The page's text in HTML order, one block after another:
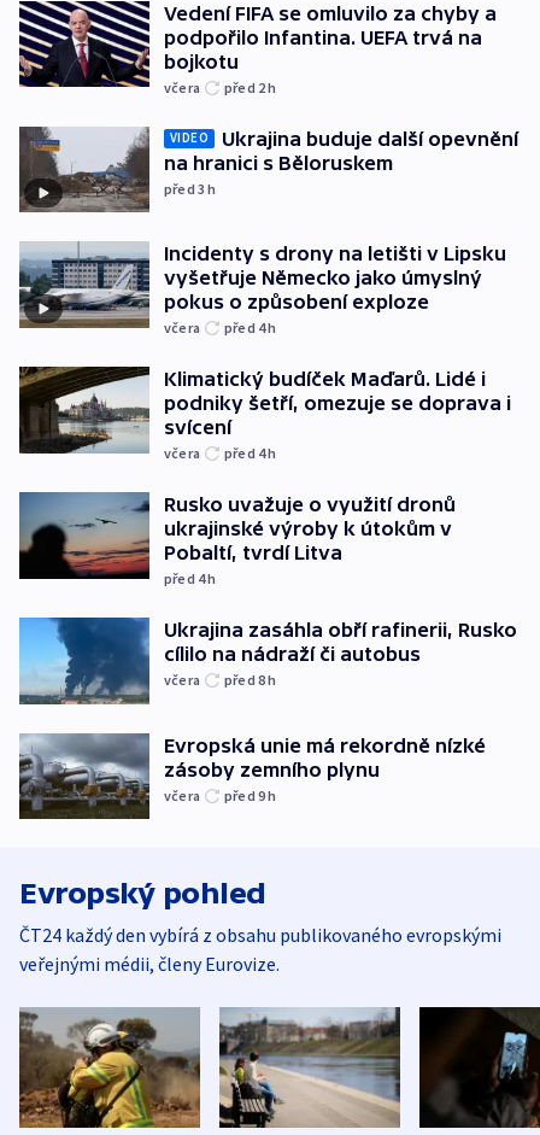
Vedení FIFA se omluvilo za chyby a
podpořilo Infantina. UEFA trvá na
bojkotu
včera před 2h
VIDEO
Ukrajina buduje další opevnění
na hranici s Běloruskem
před 3h
Incidenty s drony na letišti v Lipsku
vyšetřuje Německo jako úmyslný
pokus o způsobení exploze
včera před 4h
Klimatický budíček Maďarů. Lidé i
podniky šetří, omezuje se doprava i
svícení
včera před 4h
Rusko uvažuje o využití dronů
ukrajinské výroby k útokům v
Pobaltí, tvrdí Litva
před 4h
Ukrajina zasáhla obří rafinerii, Rusko
cílilo na nádraží či autobus
včera před 8h
Evropská unie má rekordně nízké
zásoby zemního plynu
včera před 9h
Evropský pohled
ČT24 každý den vybírá z obsahu publikovaného evropskými
veřejnými médii, členy Eurovize.